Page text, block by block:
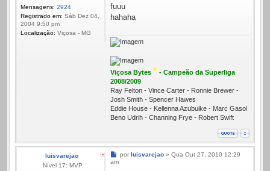
Mensagens: 2924
Registrado em: Sáb Dez 04,
2004 9:50 pm
Localização: Viçosa - MG
fuuu
hahaha
Viçosa Bytes * - Campeão da Superliga
2008/2009
Ray Felton - Vince Carter - Ronnie Brewer -
Josh Smith - Spencer Hawes
Eddie House - Kellenna Azubuike - Marc Gasol
Beno Udrih - Channing Frye - Robert Swift
luisvarejao
Nível 17: MVP
Mensagem
por luisvarejao» Qua Out 27, 2010 12:29
am